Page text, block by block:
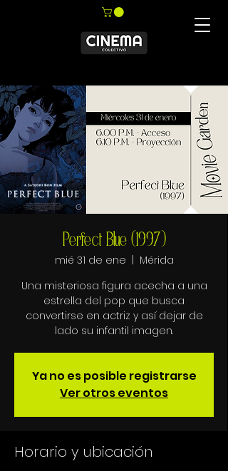
Perfect Blue (1997)
mié 31 de ene
Mérida
Una misteriosa figura acecha a una
estrella del pop que busca
convertirse en actriz y así dejar de
Ya no es posible registrarse
Ver otros eventos
Horario y ubicación